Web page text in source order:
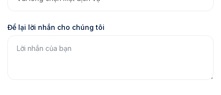
Để lại lời nhắn cho chúng tôi